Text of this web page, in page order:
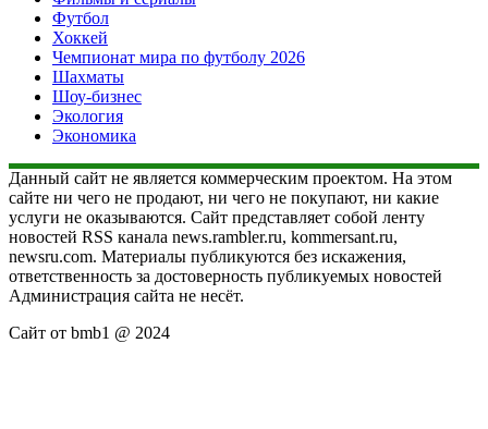
Футбол
Хоккей
Чемпионат мира по футболу 2026
Шахматы
Шоу-бизнес
Экология
Экономика
Данный сайт не является коммерческим проектом. На этом
сайте ни чего не продают, ни чего не покупают, ни какие
услуги не оказываются. Сайт представляет собой ленту
новостей RSS канала news.rambler.ru, kommersant.ru,
newsru.com. Материалы публикуются без искажения,
ответственность за достоверность публикуемых новостей
Администрация сайта не несёт.
Сайт от bmb1 @ 2024